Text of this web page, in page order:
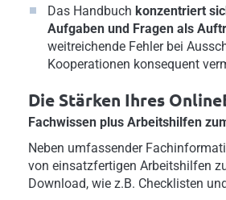
Das Handbuch konzentriert
Aufgaben und Fragen als
weitreichende Fehler bei
Kooperationen konsequent
Die Stärken Ihres
Fachwissen plus Arbeitshilfen
Neben umfassender
von einsatzfertigen Arbeitshilfen
Download, wie z.B. Checklisten